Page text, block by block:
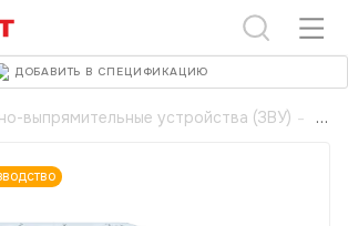
выпрямительные устройства (ЗВУ) -
ДОБАВИТЬ В СПЕЦИФИКАЦИЮ